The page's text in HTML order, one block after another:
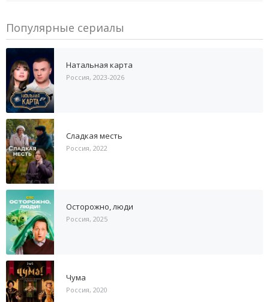
Популярные сериалы
Натальная карта
Россия, 2023-2026
Сладкая месть
Россия, 2022
Осторожно, люди
Россия, 2025
Чума
Россия, 2020